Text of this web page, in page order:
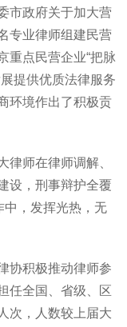
市政府关于加大营
专业律师组建民营
重点民营企业“把脉
提供优质法律服务
环境作出了积极贡
律师在律师调解、
设，刑事辩护全覆
中，发挥光热，无
协积极推动律师参
任全国、省级、区
次，人数较上届大